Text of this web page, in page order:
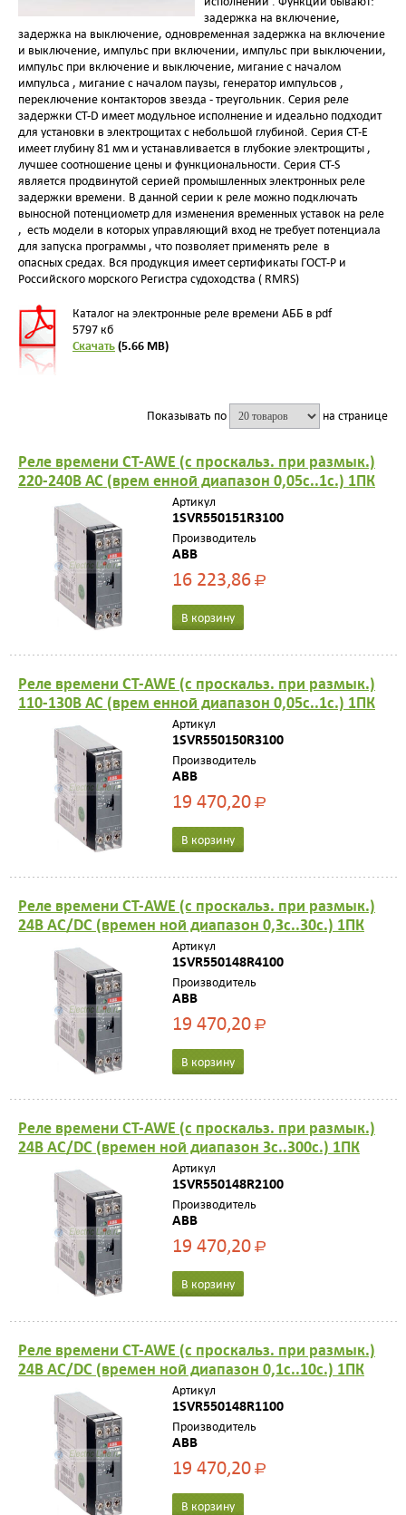
задержка на включение,
задержка на выключение, одновременная задержка на включение
и выключение, импульс при включении, импульс при выключении,
импульс при включение и выключение, мигание с началом
импульса , мигание с началом паузы, генератор импульсов ,
переключение контакторов звезда - треугольник. Серия реле
задержки CT-D имеет модульное исполнение и идеально подходит
для установки в электрощитах с небольшой глубиной. Серия CT-E
имеет глубину 81 мм и устанавливается в глубокие электрощиты ,
лучшее соотношение цены и функциональности. Серия CT-S
является продвинутой серией промышленных электронных реле
задержки времени. В данной серии к реле можно подключать
выносной потенциометр для изменения временных уставок на реле
, есть модели в которых управляющий вход не требует потенциала
для запуска программы , что позволяет применять реле в
опасных средах. Вся продукция имеет сертификаты ГОСТ-Р и
Российского морского Регистра судоходства ( RMRS)
Каталог на электронные реле времени АББ в pdf
5797 кб
Скачать(5.66 MB)
Показывать по на странице
Реле времени CT-AWE (с проскальз. при размык.)
220-240В АС (врем енной диапазон 0,05с..1с.) 1ПК
Артикул
1SVR550151R3100
Производитель
ABB
16 223,86Р
В корзину
Реле времени CT-AWE (с проскальз. при размык.)
110-130В АС (врем енной диапазон 0,05с..1с.) 1ПК
Артикул
1SVR550150R3100
Производитель
ABB
19 470,20Р
В корзину
Реле времени CT-AWE (с проскальз. при размык.)
24B AC/DС (времен ной диапазон 0,3с..30с.) 1ПК
Артикул
1SVR550148R4100
Производитель
ABB
19 470,20Р
В корзину
Реле времени CT-AWE (с проскальз. при размык.)
24B AC/DС (времен ной диапазон 3с..300с.) 1ПК
Артикул
1SVR550148R2100
Производитель
ABB
19 470,20Р
В корзину
Реле времени CT-AWE (с проскальз. при размык.)
24B AC/DС (времен ной диапазон 0,1с..10с.) 1ПК
Артикул
1SVR550148R1100
Производитель
ABB
19 470,20Р
В корзину